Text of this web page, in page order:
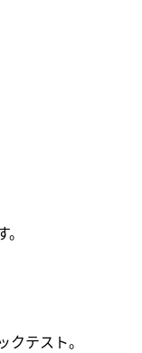
テスト。